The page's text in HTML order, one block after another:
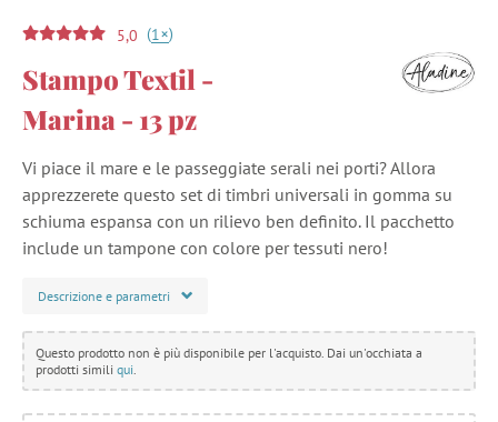
5,0 (1+)
Stampo Textil -
Marina - 13 pz
Vi piace il mare e le passeggiate serali nei porti? Allora
apprezzerete questo set di timbri universali in gomma su
schiuma espansa con un rilievo ben definito. Il pacchetto
include un tampone con colore per tessuti nero!
Descrizione e parametri
Questo prodotto non è più disponibile per l'acquisto. Dai un'occhiata a
prodotti simili qui